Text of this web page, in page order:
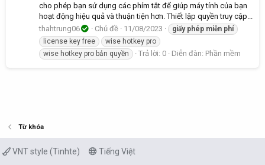
cho phép bạn sử dụng các phím tắt để giúp máy tính của bạn
hoạt động hiệu quả và thuận tiện hơn. Thiết lập quyền truy cập...
thahtrung06
Chủ đề 11/08/2023 giấy phép miễn phí
license key free
wise hotkey pro
wise hotkey pro bản quyền
Trả lời: 0 Diễn đàn: Phần mềm
Từ khóa
VNT style (Tinhte) Tiếng Việt